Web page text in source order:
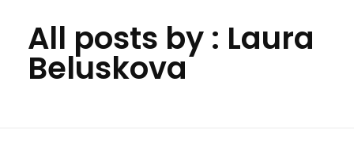
All posts by : Laura
Beluskova